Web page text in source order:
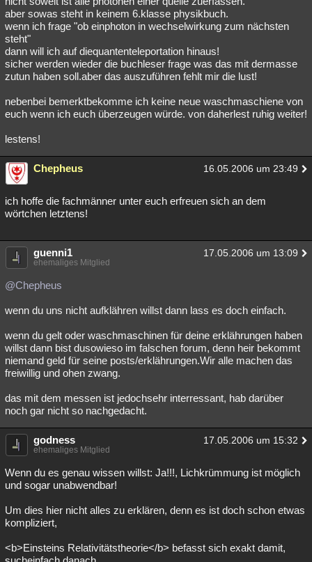
aber sowas steht in keinem 6.klasse physikbuch.
wenn ich frage "ob einphoton in wechselwirkung zum nächsten
steht"
dann will ich auf diequantenteleportation hinaus!
sicher werden wieder die buchleser frage was das mit dermasse
zutun haben soll.aber das auszuführen fehlt mir die lust!
nebenbei bemerktbekomme ich keine neue waschmaschiene von
euch wenn ich euch überzeugen würde. von daherlest ruhig weiter!
lestens!
Chepheus 16.05.2006 um 23:49
ich hoffe die fachmänner unter euch erfreuen sich an dem
wörtchen letztens!
guenni1 17.05.2006 um 13:09
ehemaliges Mitglied
@Chepheus
wenn du uns nicht aufklähren willst dann lass es doch einfach.
wenn du gelt oder waschmaschinen für deine erklährungen haben
willst dann bist dusowieso im falschen forum, denn heir bekommt
niemand geld für seine posts/erklährungen.Wir alle machen das
freiwillig und ohen zwang.
das mit dem messen ist jedochsehr interressant, hab darüber
noch gar nicht so nachgedacht.
godness 17.05.2006 um 15:32
ehemaliges Mitglied
Wenn du es genau wissen willst: Ja!!!, Lichkrümmung ist möglich
und sogar unabwendbar!
Um dies hier nicht alles zu erklären, denn es ist doch schon etwas
kompliziert,
<b>Einsteins Relativitätstheorie</b> befasst sich exakt damit,